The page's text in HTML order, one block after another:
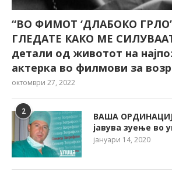
“ВО ФИМОТ ‘ДЛАБОКО
ГЛЕДАТЕ КАКО МЕ
детали од животот на
актерка во филмови за
октомври 27, 2022
2
ВАША
јавува зуење во
јануари 14, 2020